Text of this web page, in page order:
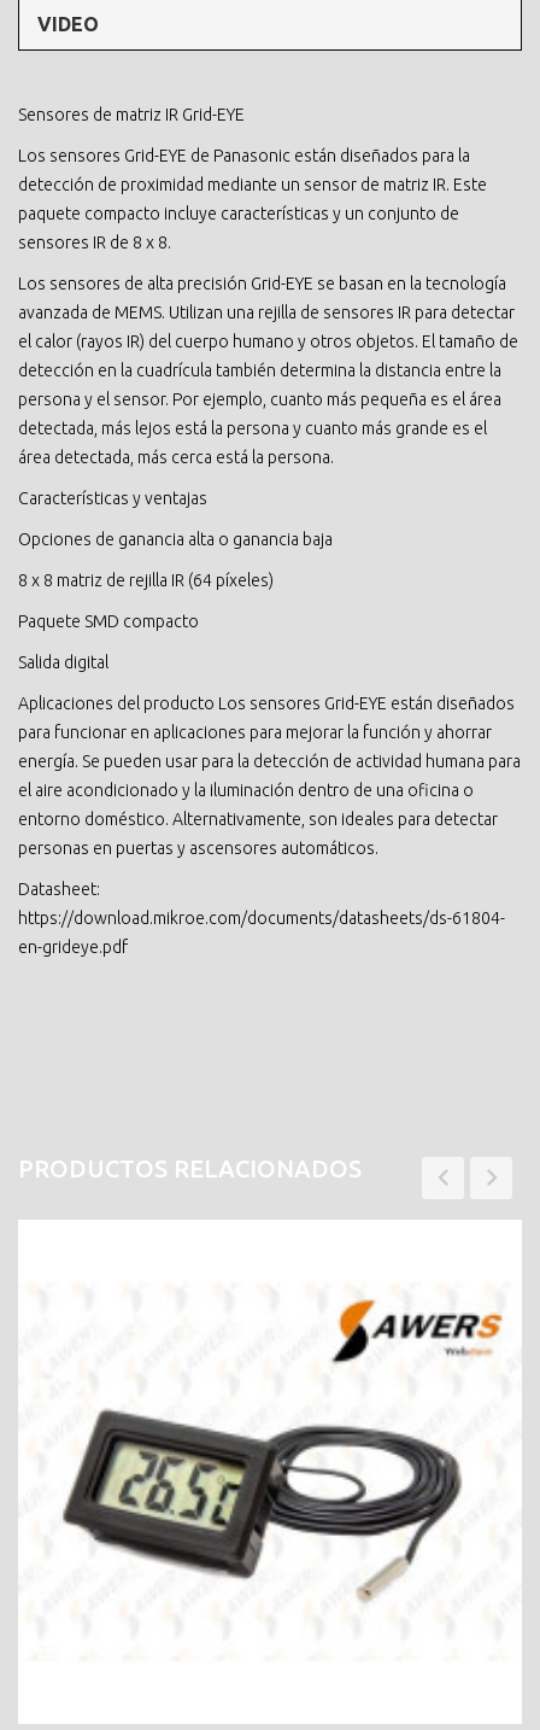
VIDEO
Sensores de matriz IR Grid-EYE
Los sensores Grid-EYE de Panasonic están diseñados para la
detección de proximidad mediante un sensor de matriz IR. Este
paquete compacto incluye características y un conjunto de
sensores IR de 8 x 8.
Los sensores de alta precisión Grid-EYE se basan en la tecnología
avanzada de MEMS. Utilizan una rejilla de sensores IR para detectar
el calor (rayos IR) del cuerpo humano y otros objetos. El tamaño de
detección en la cuadrícula también determina la distancia entre la
persona y el sensor. Por ejemplo, cuanto más pequeña es el área
detectada, más lejos está la persona y cuanto más grande es el
área detectada, más cerca está la persona.
Características y ventajas
Opciones de ganancia alta o ganancia baja
8 x 8 matriz de rejilla IR (64 píxeles)
Paquete SMD compacto
Salida digital
Aplicaciones del producto Los sensores Grid-EYE están diseñados
para funcionar en aplicaciones para mejorar la función y ahorrar
energía. Se pueden usar para la detección de actividad humana para
el aire acondicionado y la iluminación dentro de una oficina o
entorno doméstico. Alternativamente, son ideales para detectar
personas en puertas y ascensores automáticos.
Datasheet:
https://download.mikroe.com/documents/datasheets/ds-61804-
en-grideye.pdf
PRODUCTOS RELACIONADOS